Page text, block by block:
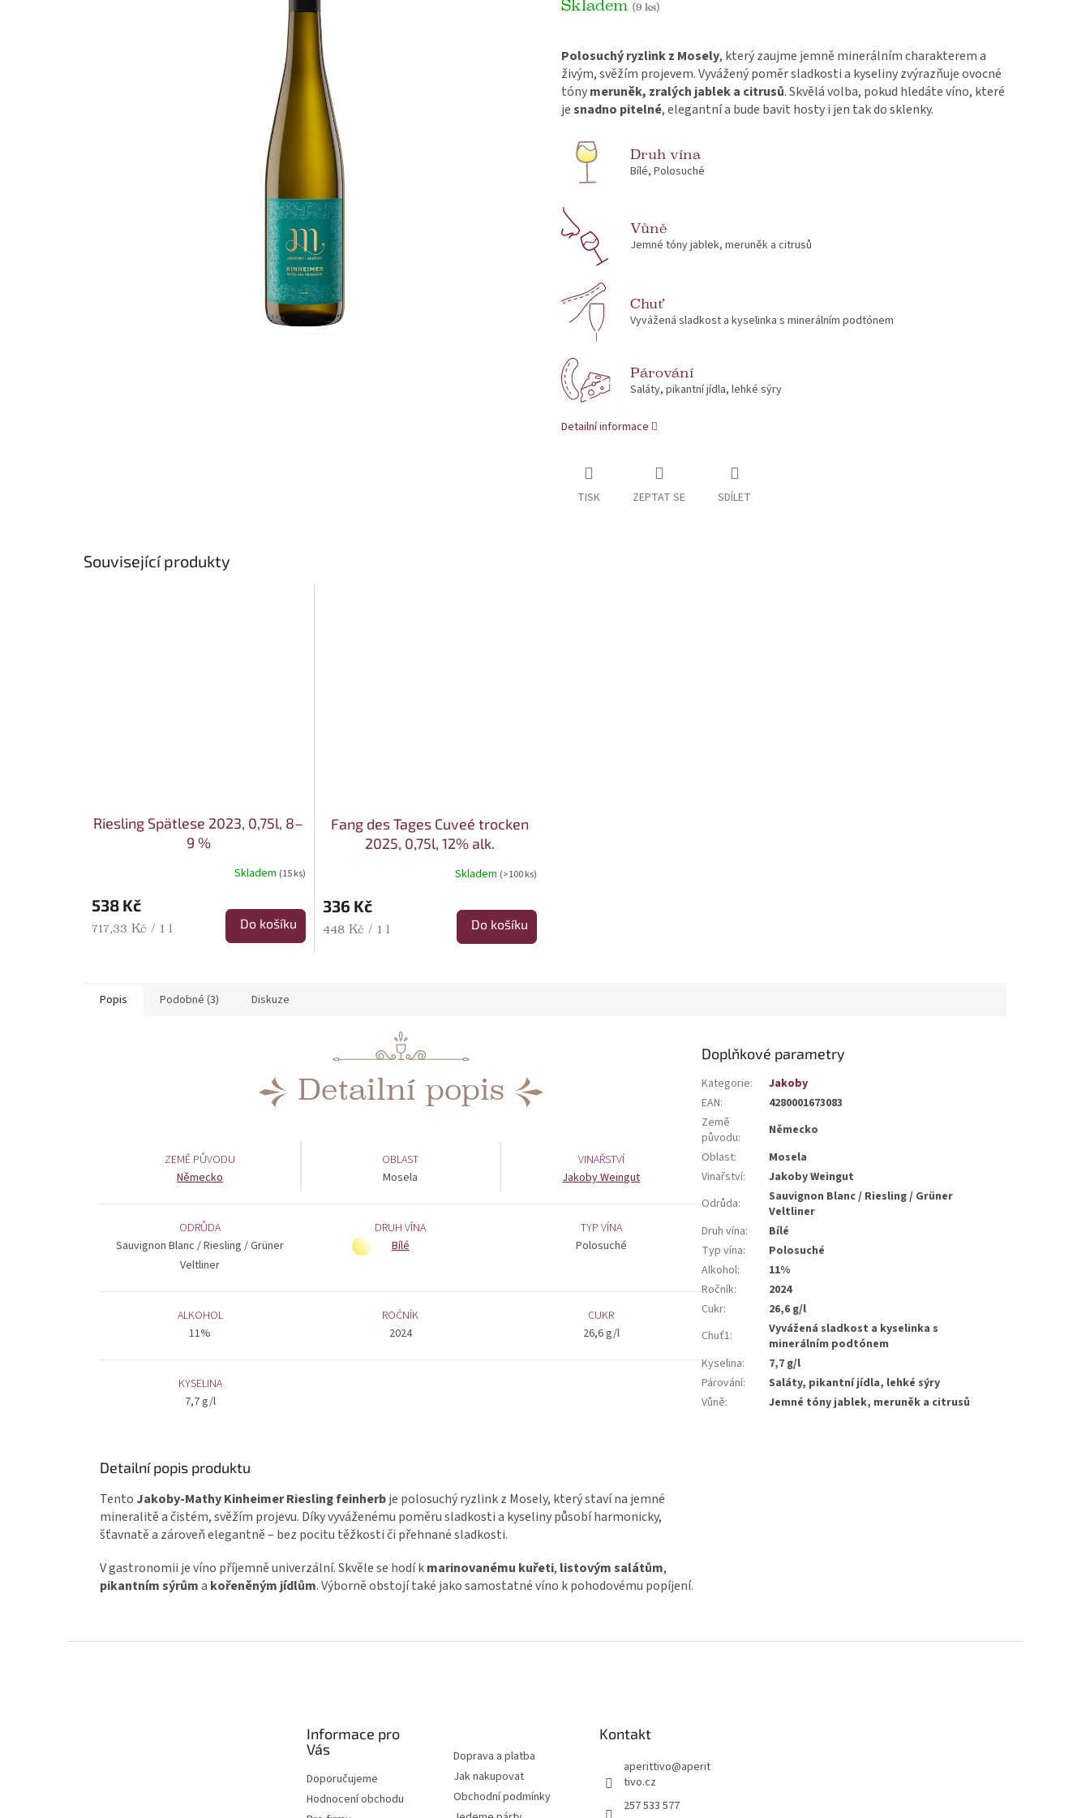
Skladem (9 ks)
Polosuchý ryzlink z Mosely, který zaujme jemně minerálním charakterem a
živým, svěžím projevem. Vyvážený poměr sladkosti a kyseliny zvýrazňuje ovocné
tónymeruněk, zralých jablek a citrusů. Skvělá volba, pokud hledáte víno, které
jesnadno pitelné, elegantní a bude bavit hosty i jen tak do sklenky.
Druh vína
Bílé, Polosuché
Vůně
Jemné tóny jablek, meruněk a citrusů
Chuť
Vyvážená sladkost a kyselinka s minerálním podtónem
Párování
Saláty, pikantní jídla, lehké sýry
Detailní informace
TISK ZEPTAT SE SDÍLET
Související produkty
Riesling Spätlese 2023, 0,75l, 8–
9 %
Skladem (15 ks)
538 Kč
Měrná cena:
717,33 Kč / 1 l Do košíku
Fang des Tages Cuveé trocken
2025, 0,75l, 12% alk.
Skladem (>100 ks)
336 Kč
Měrná cena:
448 Kč / 1 l Do košíku
Popis Podobné (3) Diskuze
Detailní popis
ZEMĚ PŮVODU
Německo
OBLAST
Mosela
VINAŘSTVÍ
Jakoby Weingut
ODRŮDA
Sauvignon Blanc / Riesling / Grüner
Veltliner
DRUH VÍNA
Bílé
TYP VÍNA
Polosuché
ALKOHOL
11%
ROČNÍK
2024
CUKR
26,6 g/l
KYSELINA
7,7 g/l
Detailní popis produktu
Tento Jakoby-Mathy Kinheimer Riesling feinherbje polosuchý ryzlink z Mosely, který staví na jemné
mineralitě a čistém, svěžím projevu. Díky vyváženému poměru sladkosti a kyseliny působí harmonicky,
šťavnatě a zároveň elegantně – bez pocitu těžkosti či přehnané sladkosti.
V gastronomii je víno příjemně univerzální. Skvěle se hodí kmarinovanému kuřeti, listovým salátům,
pikantním sýrůma kořeněným jídlům. Výborně obstojí také jako samostatné víno k pohodovému popíjení.
Doplňkové parametry
Kategorie:
Jakoby
EAN:
4280001673083
Země
původu:
Německo
Oblast:
Mosela
Vinařství:
Jakoby Weingut
Odrůda:
Sauvignon Blanc / Riesling / Grüner
Veltliner
Druh vína:
Bílé
Typ vína:
Polosuché
Alkohol:
11%
Ročník:
2024
Cukr:
26,6 g/l
Chuť1:
Vyvážená sladkost a kyselinka s
minerálním podtónem
Kyselina:
7,7 g/l
Párování:
Saláty, pikantní jídla, lehké sýry
Vůně: Jemné tóny jablek, meruněk a citrusů
Informace pro
Vás
Doporučujeme
Hodnocení obchodu
Doprava a platba
Jak nakupovat
Obchodní podmínky
Kontakt
aperittivo@aperit
tivo.cz
257 533 577